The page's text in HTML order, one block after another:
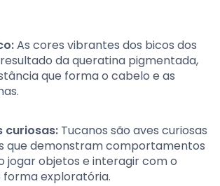
As cores vibrantes dos bicos dos
da queratina pigmentada,
que forma o cabelo e as
curiosas: Tucanos são aves curiosas
que demonstram comportamentos
jogar objetos e interagir com o
exploratória.